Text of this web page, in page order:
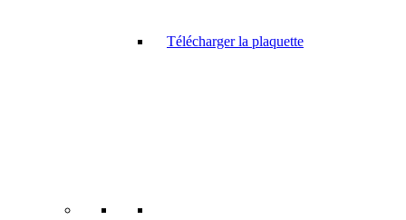
Télécharger la plaquette